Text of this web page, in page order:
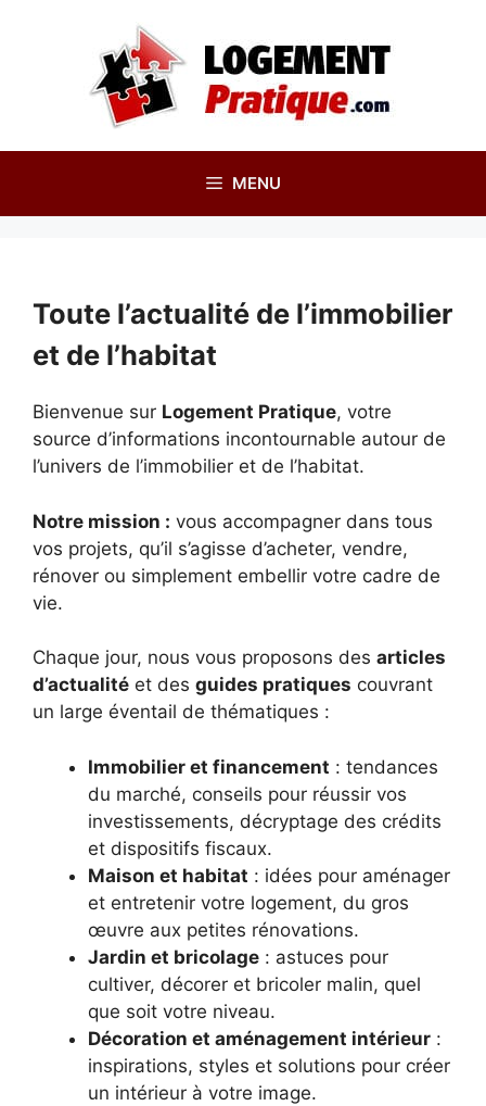
MENU
Toute l’actualité de l’immobilier
et de l’habitat
Bienvenue sur Logement Pratique, votre
source d’informations incontournable autour de
l’univers de l’immobilier et de l’habitat.
Notre mission : vous accompagner dans tous
vos projets, qu’il s’agisse d’acheter, vendre,
rénover ou simplement embellir votre cadre de
vie.
Chaque jour, nous vous proposons des articles
d’actualité et des guides pratiques couvrant
un large éventail de thématiques :
Immobilier et financement : tendances
du marché, conseils pour réussir vos
investissements, décryptage des crédits
et dispositifs fiscaux.
Maison et habitat : idées pour aménager
et entretenir votre logement, du gros
œuvre aux petites rénovations.
Jardin et bricolage : astuces pour
cultiver, décorer et bricoler malin, quel
que soit votre niveau.
Décoration et aménagement intérieur :
inspirations, styles et solutions pour créer
un intérieur à votre image.